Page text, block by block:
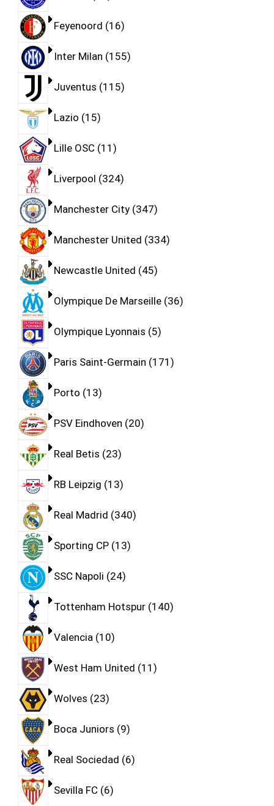
Feyenoord 16
Inter Milan 155
Juventus 115
Lazio 15
Lille OSC 11
Liverpool 324
Manchester City 347
Manchester United 334
Newcastle United 45
Olympique De Marseille 36
Olympique Lyonnais 5
Paris Saint-Germain 171
Porto 13
PSV Eindhoven 20
Real Betis 23
RB Leipzig 13
Real Madrid 340
Sporting CP 13
SSC Napoli 24
Tottenham Hotspur 140
Valencia 10
West Ham United 11
Wolves 23
Boca Juniors 9
Real Sociedad 6
Sevilla FC 6